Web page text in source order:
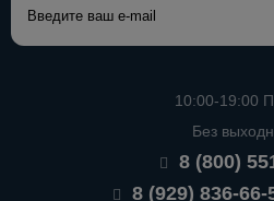
10:00-19:00
Без
8 (800)
8 (929) 836-66-